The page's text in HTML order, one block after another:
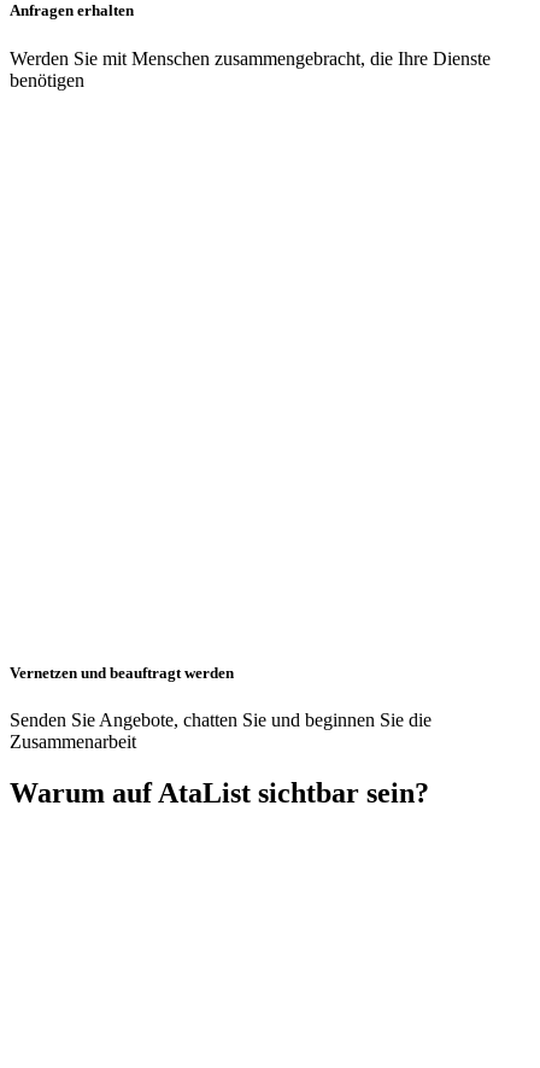
Anfragen erhalten
Werden Sie mit Menschen zusammengebracht, die Ihre Dienste
benötigen
Vernetzen und beauftragt werden
Senden Sie Angebote, chatten Sie und beginnen Sie die
Zusammenarbeit
Warum auf AtaList sichtbar sein?